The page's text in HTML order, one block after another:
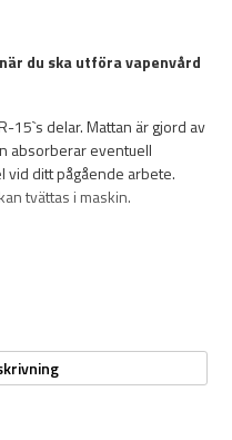
du ska utföra vapenvård
15`s delar. Mattan är gjord av
absorberar eventuell
vid ditt pågående arbete.
tvättas i maskin.